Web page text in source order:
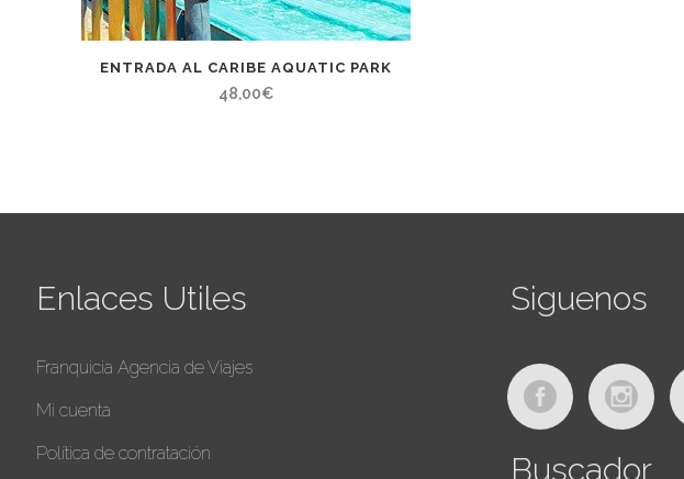
ENTRADA AL CARIBE AQUATIC PARK
48,00€
Enlaces Utiles
Franquicia Agencia de Viajes
Mi cuenta
Política de contratación
Siguenos
Buscador